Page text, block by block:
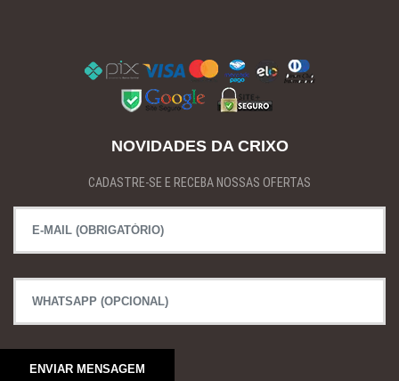
NOVIDADES DA CRIXO
CADASTRE-SE E RECEBA NOSSAS OFERTAS